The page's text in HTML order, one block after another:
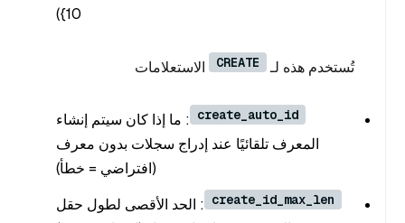
10})
تُستخدم هذه لـ CREATE الاستعلامات
create_auto_id : ما إذا كان سيتم إنشاء
المعرف تلقائيًا عند إدراج سجلات بدون معرف
(افتراضي = خطأ)
create_id_max_len : الحد الأقصى لطول حقل